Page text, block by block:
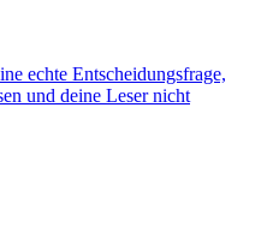
echte Entscheidungsfrage,
und deine Leser nicht